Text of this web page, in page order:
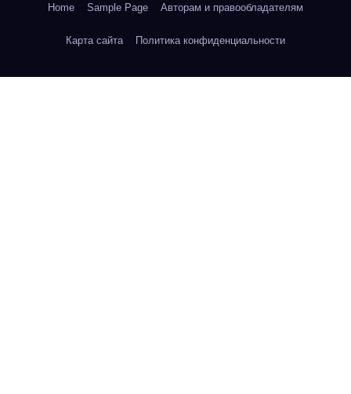
Home Sample Page Авторам и правообладателям
Карта сайта Политика конфиденциальности